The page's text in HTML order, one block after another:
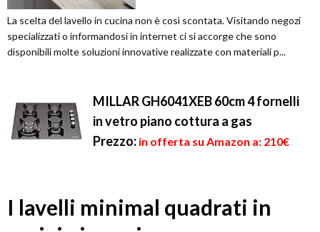
La scelta del lavello in cucina non è così scontata. Visitando negozi
specializzati o informandosi in internet ci si accorge che sono
disponibili molte soluzioni innovative realizzate con materiali p...
MILLAR GH6041XEB 60cm 4 fornelli
in vetro piano cottura a gas
Prezzo: in offerta su Amazon a: 210€
I lavelli minimal quadrati in